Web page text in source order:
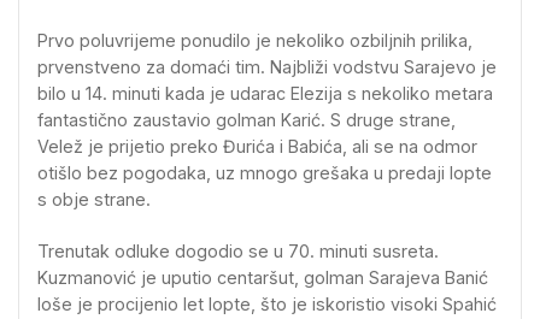
Prvo poluvrijeme ponudilo je nekoliko ozbiljnih prilika,
prvenstveno za domaći tim. Najbliži vodstvu Sarajevo je
bilo u 14. minuti kada je udarac Elezija s nekoliko metara
fantastično zaustavio golman Karić. S druge strane,
Velež je prijetio preko Đurića i Babića, ali se na odmor
otišlo bez pogodaka, uz mnogo grešaka u predaji lopte
s obje strane.
Trenutak odluke dogodio se u 70. minuti susreta.
Kuzmanović je uputio centaršut, golman Sarajeva Banić
loše je procijenio let lopte, što je iskoristio visoki Spahić